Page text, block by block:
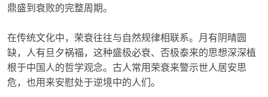
鼎盛到衰败的完整周期。
在传统文化中， 荣衰往往与自然规律相联系。月有阴晴圆
缺，人有旦夕祸福，这种盛极必衰、否极泰来的思想深深植
根于中国人的哲学观念。古人常用荣衰来警示世人居安思
危，也用来安慰处于逆境中的人们。